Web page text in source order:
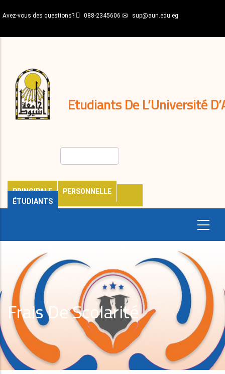
au
principal
Avez-vous des questions? 088-2345606 sup@aun.edu.eg
Etudiants De L’Université
PRINCIPALE
PERSONNELLE
ÉTUDIANTS
décisions
Expatriés
Journal
Frais De Scolarité